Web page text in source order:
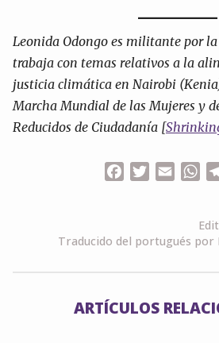
Leonida Odongo es militante por
trabaja con temas relativos a la
justicia climática en Nairobi
Marcha Mundial de las Mujeres y
Reducidos de Ciudadanía [
FacebookTwitterEmail
Traducido del portugués por
ARTÍCULOS